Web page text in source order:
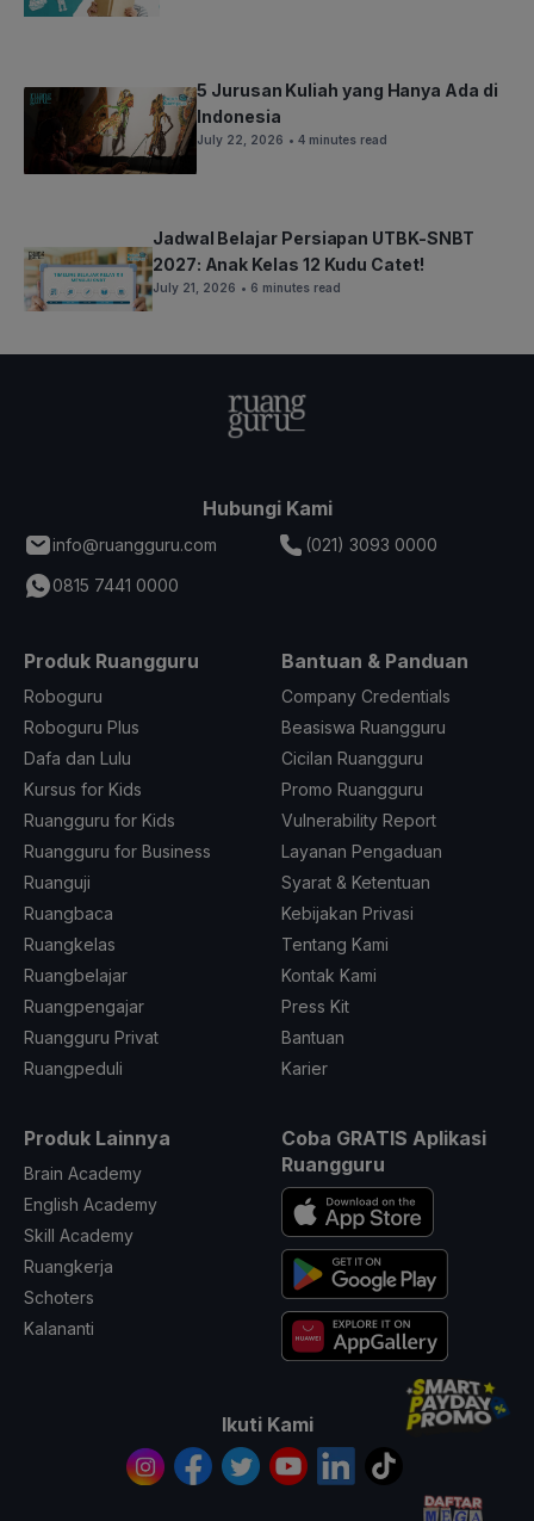
5 Jurusan Kuliah yang Hanya Ada di
Indonesia
July 22, 2026 • 4 minutes read
Jadwal Belajar Persiapan UTBK-SNBT
2027: Anak Kelas 12 Kudu Catet!
July 21, 2026 • 6 minutes read
Hubungi Kami
info@ruangguru.com
(021) 3093 0000
0815 7441 0000
Produk Ruangguru
Roboguru
Roboguru Plus
Dafa dan Lulu
Kursus for Kids
Ruangguru for Kids
Ruangguru for Business
Ruanguji
Ruangbaca
Ruangkelas
Ruangbelajar
Ruangpengajar
Ruangguru Privat
Ruangpeduli
Bantuan & Panduan
Company Credentials
Beasiswa Ruangguru
Cicilan Ruangguru
Promo Ruangguru
Vulnerability Report
Layanan Pengaduan
Syarat & Ketentuan
Kebijakan Privasi
Tentang Kami
Kontak Kami
Press Kit
Bantuan
Karier
Produk Lainnya
Brain Academy
English Academy
Skill Academy
Ruangkerja
Schoters
Kalananti
Coba GRATIS Aplikasi
Ruangguru
Ikuti Kami